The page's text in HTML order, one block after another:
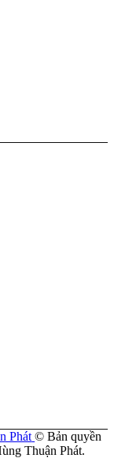
© Bản quyền
Thuận Phát.